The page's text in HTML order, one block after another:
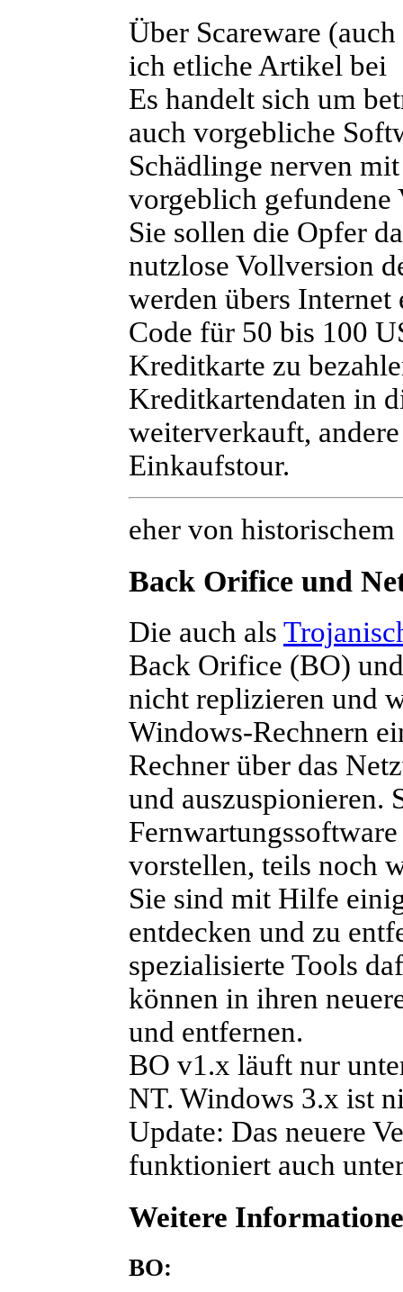
Über Scareware
ich etliche Artikel bei
Es handelt sich um
auch vorgebliche
Schädlinge nerven
vorgeblich gefundene
Sie sollen die Opfer
nutzlose Vollversion
werden übers
Code für 50 bis 100
Kreditkarte zu
Kreditkartendaten in
weiterverkauft,
Einkaufstour.
eher von historischem
Back Orifice und
Die auch als
Back Orifice (BO)
nicht replizieren und
Windows-Rechnern
Rechner über das
und auszuspionieren.
vorstellen, teils noch
Sie sind mit Hilfe
entdecken und zu
spezialisierte Tools
können in ihren
und entfernen.
BO v1.x läuft nur
NT. Windows 3.x ist
Update: Das neuere
funktioniert auch
Weitere
BO: